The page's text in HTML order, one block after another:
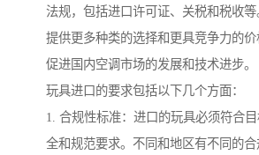
法规，包括进口许可证、关税和税收
提供更多种类的选择和更具竞争力的
促进国内空调市场的发展和技术进步。
玩具进口的要求包括以下几个方面：
1. 合规性标准：进口的玩具必须符合
全和规范要求。不同和地区有不同的